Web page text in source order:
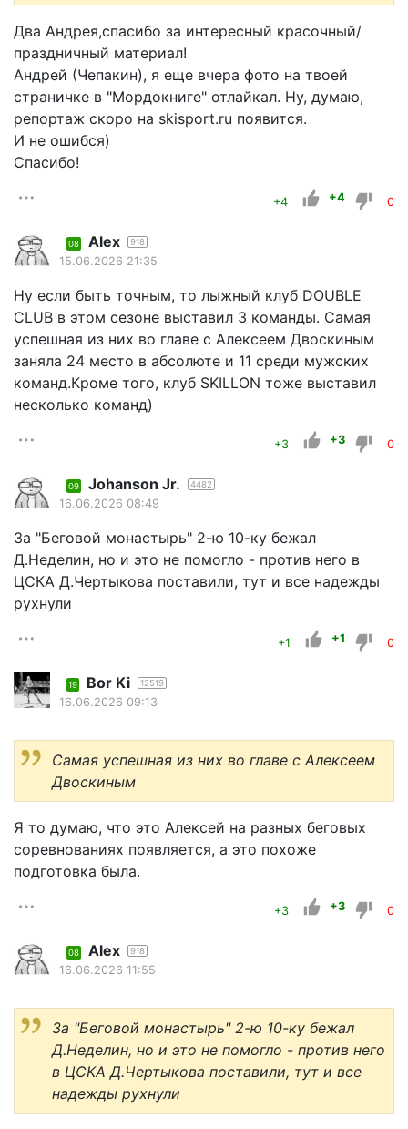
Два Андрея,спасибо за интересный красочный/
праздничный материал!
Андрей (Чепакин), я еще вчера фото на твоей
страничке в "Мордокниге" отлайкал. Ну, думаю,
репортаж скоро на skisport.ru появится.
И не ошибся)
Спасибо!
+4 +4 0
08 Alex 918
15.06.2026 21:35
Ну если быть точным, то лыжный клуб DOUBLE
CLUB в этом сезоне выставил 3 команды. Самая
успешная из них во главе с Алексеем Двоскиным
заняла 24 место в абсолюте и 11 среди мужских
команд.Кроме того, клуб SKILLON тоже выставил
несколько команд)
+3 +3 0
09 Johanson Jr. 4482
16.06.2026 08:49
За "Беговой монастырь" 2-ю 10-ку бежал
Д.Неделин, но и это не помогло - против него в
ЦСКА Д.Чертыкова поставили, тут и все надежды
рухнули
+1 +1 0
19 Bor Ki 12519
16.06.2026 09:13
Самая успешная из них во главе с Алексеем
Двоскиным
Я то думаю, что это Алексей на разных беговых
соревнованиях появляется, а это похоже
подготовка была.
+3 +3 0
08 Alex 918
16.06.2026 11:55
За "Беговой монастырь" 2-ю 10-ку бежал
Д.Неделин, но и это не помогло - против него
в ЦСКА Д.Чертыкова поставили, тут и все
надежды рухнули